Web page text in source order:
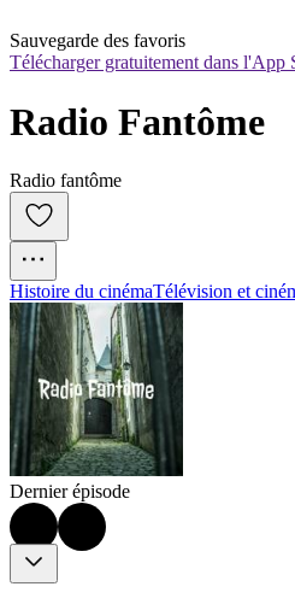
Sauvegarde des favoris
Télécharger gratuitement dans l'App
Radio Fantôme
Radio fantôme
Histoire du cinémaTélévision et
Dernier épisode